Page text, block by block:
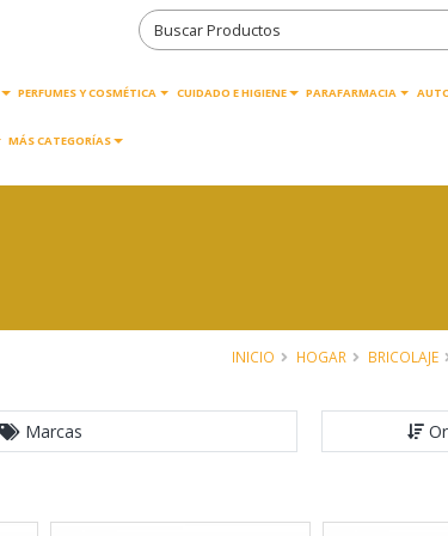
PERFUMES Y COSMÉTICA CUIDADO E HIGIENE PARAFARMACIA
MÁS CATEGORÍAS
INICIO HOGAR BRICOLAJE
Marcas